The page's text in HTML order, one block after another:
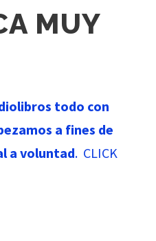
MUY
todo con
a fines de
a voluntad. CLICK